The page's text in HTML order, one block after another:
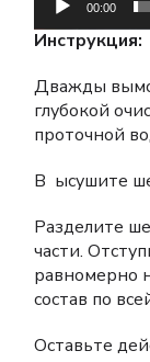
00:00
Инструкция:
Дважды
глубокой
проточной
В ысушите
Разделите
части.
равномерно
состав по
Оставьте